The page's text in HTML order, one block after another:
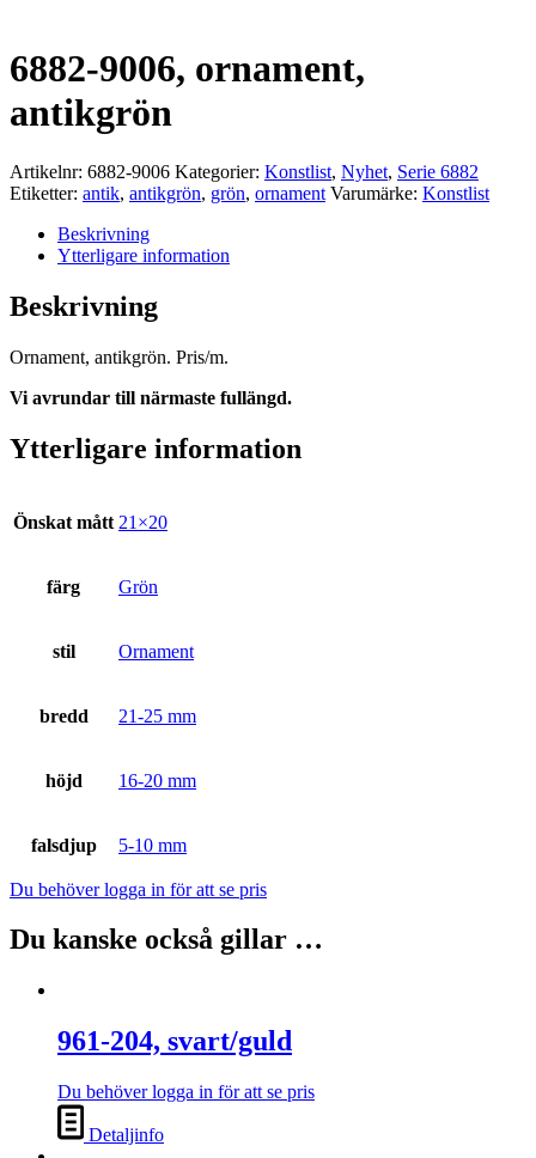
6882-9006, ornament,
antikgrön
Artikelnr: 6882-9006 Kategorier: Konstlist, Nyhet, Serie 6882
Etiketter: antik, antikgrön, grön, ornament Varumärke: Konstlist
Beskrivning
Ytterligare information
Beskrivning
Ornament, antikgrön. Pris/m.
Vi avrundar till närmaste fullängd.
Ytterligare information
Önskat mått 21×20
färg Grön
stil Ornament
bredd 21-25 mm
höjd 16-20 mm
falsdjup 5-10 mm
Du behöver logga in för att se pris
Du kanske också gillar …
961-204, svart/guld
Du behöver logga in för att se pris
Detaljinfo